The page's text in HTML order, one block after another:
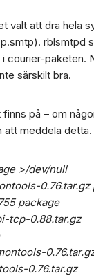
valt att dra hela
rblsmtpd
courier-paketen.
särskilt bra.
på – om
att meddela detta.
>/dev/null
0.76.tar.gz
package
tcp-0.88.tar.gz
0.76.tar.gz